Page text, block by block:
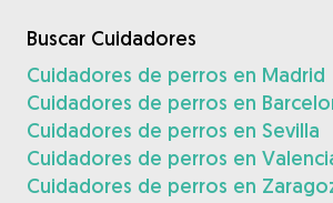
Buscar Cuidadores
Cuidadores de perros en Madrid
Cuidadores de perros en
Cuidadores de perros en Sevilla
Cuidadores de perros en
Cuidadores de perros en